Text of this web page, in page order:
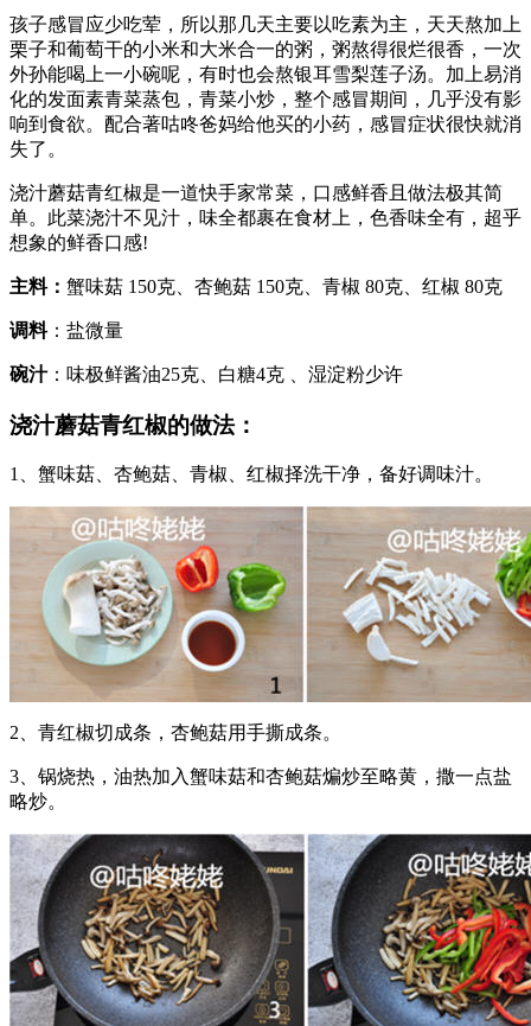
孩子感冒应少吃荤，所以那几天主要以吃素为主，天天熬加上
栗子和葡萄干的小米和大米合一的粥，粥熬得很烂很香，一次
外孙能喝上一小碗呢，有时也会熬银耳雪梨莲子汤。加上易消
化的发面素青菜蒸包，青菜小炒，整个感冒期间，几乎没有影
响到食欲。配合著咕咚爸妈给他买的小药，感冒症状很快就消
失了。
浇汁蘑菇青红椒是一道快手家常菜，口感鲜香且做法极其简
单。此菜浇汁不见汁，味全都裹在食材上，色香味全有，超乎
想象的鲜香口感!
主料： 蟹味菇 150克、杏鲍菇 150克、青椒 80克、红椒 80克
调料：盐微量
碗汁：味极鲜酱油25克、白糖4克 、湿淀粉少许
浇汁蘑菇青红椒的做法：
1、蟹味菇、杏鲍菇、青椒、红椒择洗干净，备好调味汁。
2、青红椒切成条，杏鲍菇用手撕成条。
3、锅烧热，油热加入蟹味菇和杏鲍菇煸炒至略黄，撒一点盐
略炒。